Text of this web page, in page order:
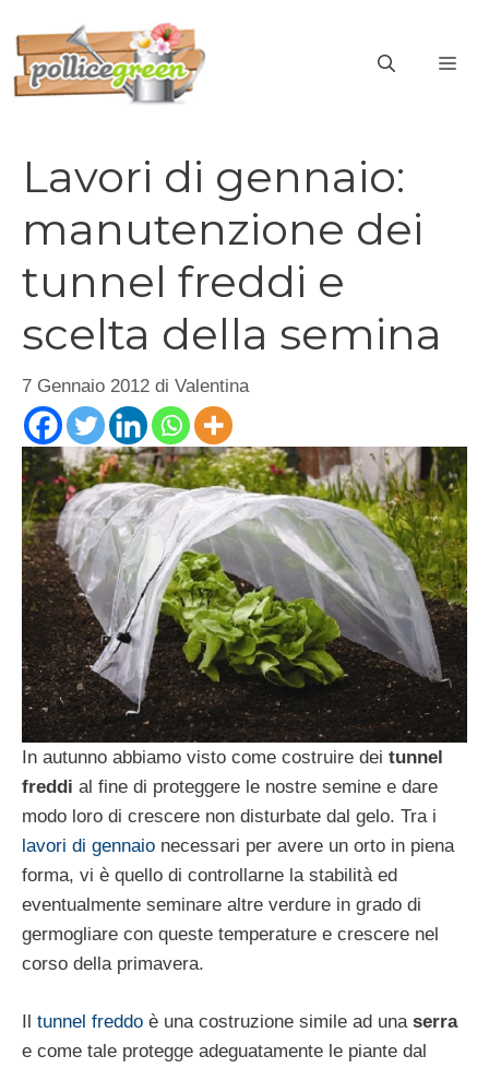
contenuto
Lavori di gennaio:
manutenzione dei
tunnel freddi e
scelta della semina
7 Gennaio 2012 di Valentina
In autunno abbiamo visto come costruire dei tunnel
freddi al fine di proteggere le nostre semine e dare
modo loro di crescere non disturbate dal gelo. Tra i
lavori di gennaio necessari per avere un orto in piena
forma, vi è quello di controllarne la stabilità ed
eventualmente seminare altre verdure in grado di
germogliare con queste temperature e crescere nel
corso della primavera.
Il tunnel freddo è una costruzione simile ad una serra
e come tale protegge adeguatamente le piante dal